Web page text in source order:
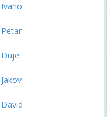
Ivano
Petar
Duje
Jakov
David